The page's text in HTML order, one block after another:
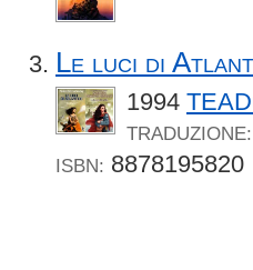
Le luci di
1994
TRADUZIONE:
ISBN: 8878195820